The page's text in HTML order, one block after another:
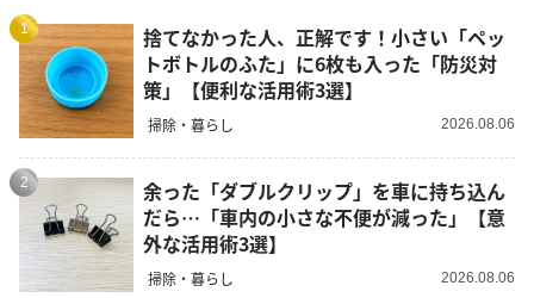
1
捨てなかった人、正解です！小さい「ペッ
トボトルのふた」に6枚も入った「防災対
策」【便利な活用術3選】
掃除・暮らし 2026.08.06
2
余った「ダブルクリップ」を車に持ち込ん
だら…「車内の小さな不便が減った」【意
外な活用術3選】
掃除・暮らし 2026.08.06